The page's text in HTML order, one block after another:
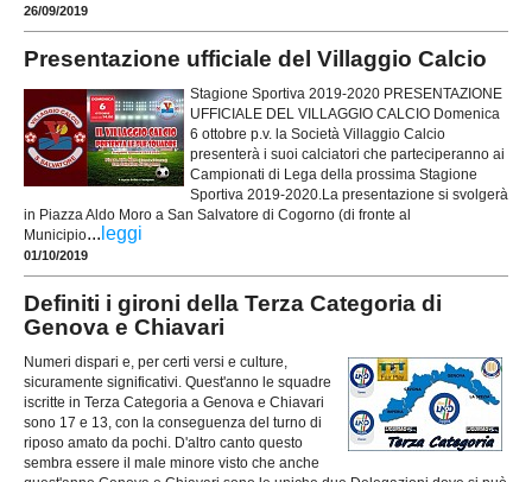
26/09/2019
Presentazione ufficiale del Villaggio Calcio
Stagione Sportiva 2019-2020 PRESENTAZIONE
UFFICIALE DEL VILLAGGIO CALCIO Domenica
6 ottobre p.v. la Società Villaggio Calcio
presenterà i suoi calciatori che parteciperanno ai
Campionati di Lega della prossima Stagione
Sportiva 2019-2020.La presentazione si svolgerà
in Piazza Aldo Moro a San Salvatore di Cogorno (di fronte al
Municipio... leggi
01/10/2019
Definiti i gironi della Terza Categoria di
Genova e Chiavari
Numeri dispari e, per certi versi e culture,
sicuramente significativi. Quest'anno le squadre
iscritte in Terza Categoria a Genova e Chiavari
sono 17 e 13, con la conseguenza del turno di
riposo amato da pochi. D'altro canto questo
sembra essere il male minore visto che anche